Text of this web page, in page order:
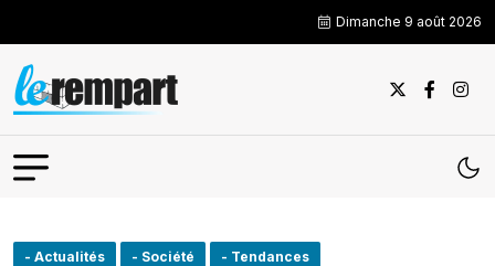
Dimanche 9 août 2026
- Actualités - Société - Tendances